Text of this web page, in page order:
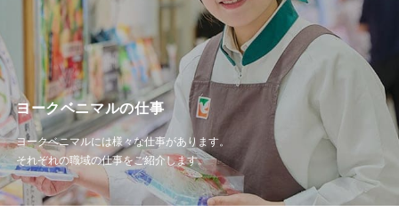
ヨークベニマルの仕事
ヨークベニマルには様々な仕事があります。
それぞれの職域の仕事をご紹介します。